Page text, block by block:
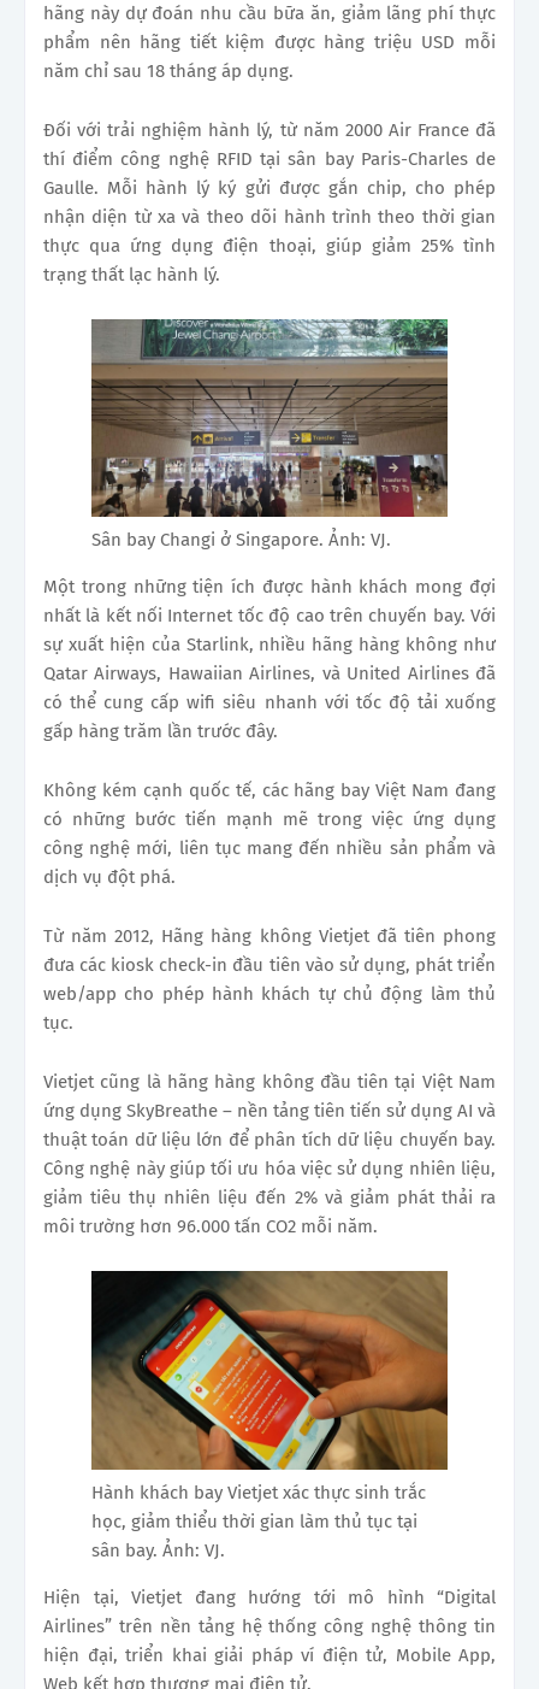
hãng này dự đoán nhu cầu bữa ăn, giảm lãng phí thực
phẩm nên hãng tiết kiệm được hàng triệu USD mỗi
năm chỉ sau 18 tháng áp dụng.
Đối với trải nghiệm hành lý, từ năm 2000 Air France đã
thí điểm công nghệ RFID tại sân bay Paris-Charles de
Gaulle. Mỗi hành lý ký gửi được gắn chip, cho phép
nhận diện từ xa và theo dõi hành trình theo thời gian
thực qua ứng dụng điện thoại, giúp giảm 25% tình
trạng thất lạc hành lý.
Sân bay Changi ở Singapore. Ảnh: VJ.
Một trong những tiện ích được hành khách mong đợi
nhất là kết nối Internet tốc độ cao trên chuyến bay. Với
sự xuất hiện của Starlink, nhiều hãng hàng không như
Qatar Airways, Hawaiian Airlines, và United Airlines đã
có thể cung cấp wifi siêu nhanh với tốc độ tải xuống
gấp hàng trăm lần trước đây.
Không kém cạnh quốc tế, các hãng bay Việt Nam đang
có những bước tiến mạnh mẽ trong việc ứng dụng
công nghệ mới, liên tục mang đến nhiều sản phẩm và
dịch vụ đột phá.
Từ năm 2012, Hãng hàng không Vietjet đã tiên phong
đưa các kiosk check-in đầu tiên vào sử dụng, phát triển
web/app cho phép hành khách tự chủ động làm thủ
tục.
Vietjet cũng là hãng hàng không đầu tiên tại Việt Nam
ứng dụng SkyBreathe – nền tảng tiên tiến sử dụng AI và
thuật toán dữ liệu lớn để phân tích dữ liệu chuyến bay.
Công nghệ này giúp tối ưu hóa việc sử dụng nhiên liệu,
giảm tiêu thụ nhiên liệu đến 2% và giảm phát thải ra
môi trường hơn 96.000 tấn CO2 mỗi năm.
Hành khách bay Vietjet xác thực sinh trắc
học, giảm thiểu thời gian làm thủ tục tại
sân bay. Ảnh: VJ.
Hiện tại, Vietjet đang hướng tới mô hình “Digital
Airlines” trên nền tảng hệ thống công nghệ thông tin
hiện đại, triển khai giải pháp ví điện tử, Mobile App,
Web kết hợp thương mại điện tử.